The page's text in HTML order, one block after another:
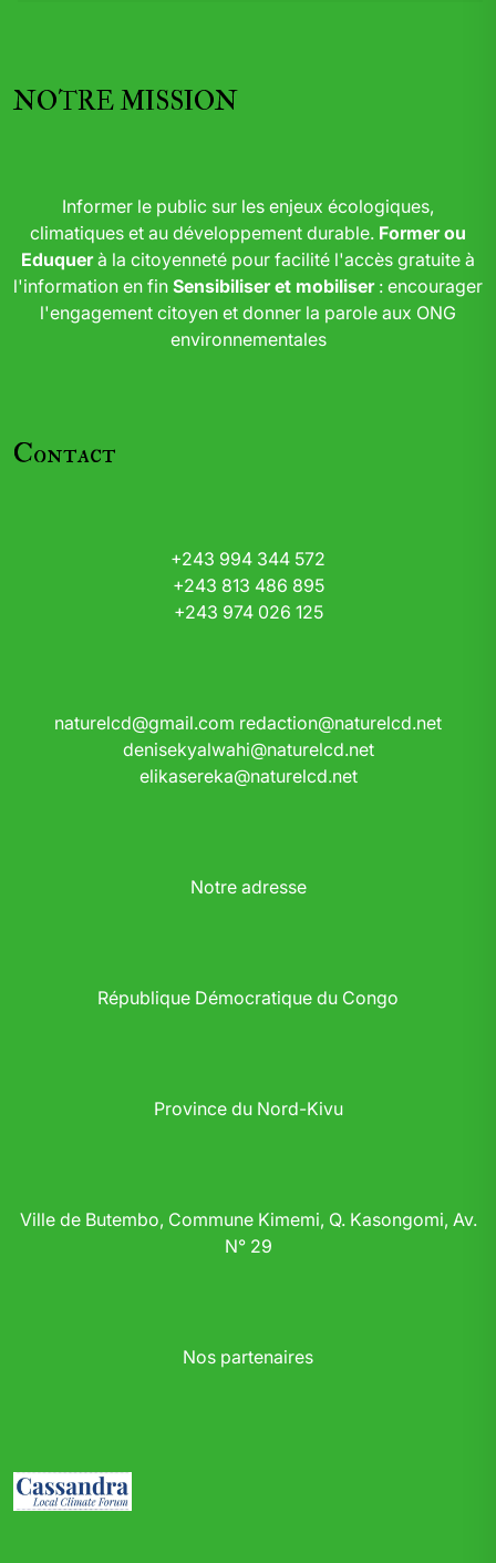
NOTRE MISSION
Informer le public sur les enjeux écologiques,
climatiques et au développement durable. Former ou
Eduquerà la citoyenneté pour facilité l'accès gratuite à
l'information en fin Sensibiliser et mobiliser: encourager
l'engagement citoyen et donner la parole aux ONG
environnementales
Contact
+243 994 344 572
+243 813 486 895
+243 974 026 125
naturelcd@gmail.com redaction@naturelcd.net
denisekyalwahi@naturelcd.net
elikasereka@naturelcd.net
Notre adresse
République Démocratique du Congo
Province du Nord-Kivu
Ville de Butembo, Commune Kimemi, Q. Kasongomi, Av.
N° 29
Nos partenaires